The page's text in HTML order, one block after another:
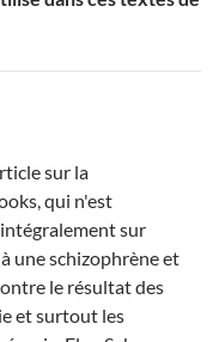
sur la
qui n'est
sur
une schizophrène et
le résultat des
et surtout les